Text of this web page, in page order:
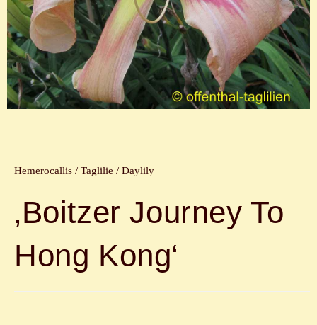
Hemerocallis / Taglilie / Daylily
‚Boitzer Journey To
Hong Kong‘